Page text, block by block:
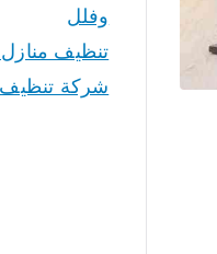
وفلل
شركة